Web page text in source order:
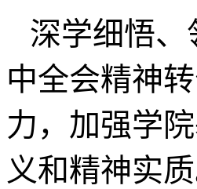
深学细悟、
中全会精神
力，加强学
义和精神实